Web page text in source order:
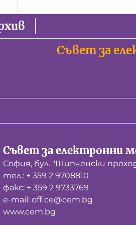
Съвет за
Съвет за електронни
София, бул. "Шипченски
тел.: + 359 2 9708810
факс: + 359 2 9733769
е-mail: office@cem.bg
www.cem.bg